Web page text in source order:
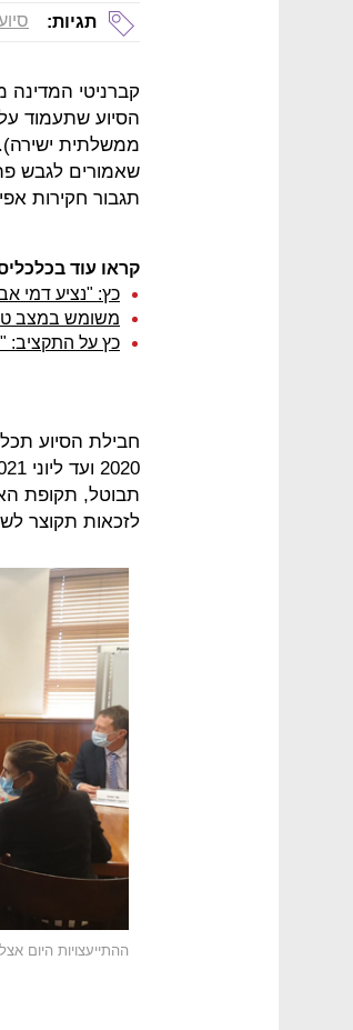
תגיות:
קברניטי
ממשלתית
שאמורים לגבש
תגבור חקירות
קראו עוד
כץ: "נציע דמי
משומש במצב
כץ על התקציב:
חבילת הסיוע
לזכאות תקוצר
ההתייעצויות היום